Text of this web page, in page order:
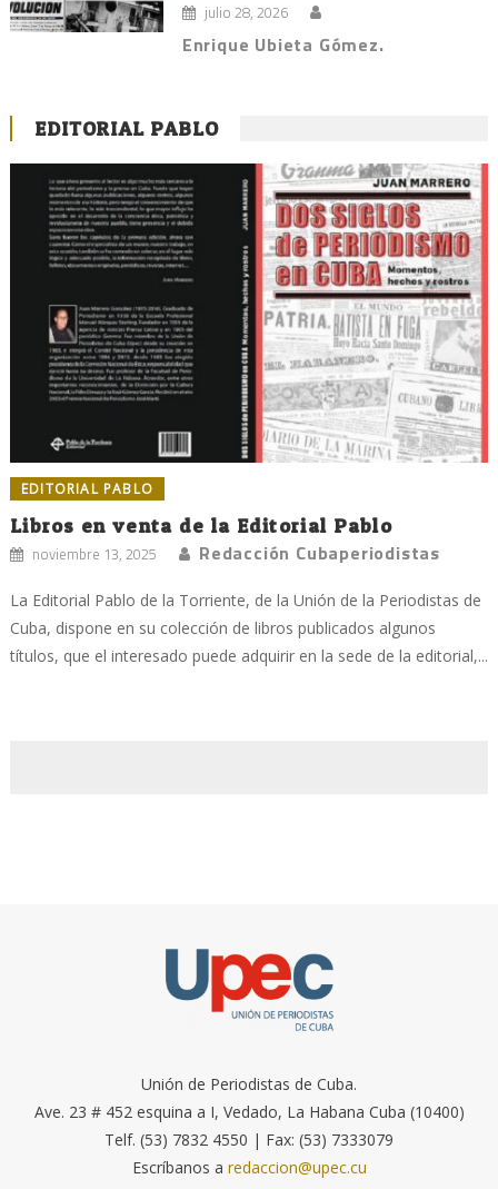
julio 28, 2026
Enrique Ubieta Gómez.
EDITORIAL PABLO
EDITORIAL PABLO
Libros en venta de la Editorial Pablo
noviembre 13, 2025 Redacción Cubaperiodistas
La Editorial Pablo de la Torriente, de la Unión de la Periodistas de
Cuba, dispone en su colección de libros publicados algunos
títulos, que el interesado puede adquirir en la sede de la editorial,...
Unión de Periodistas de Cuba.
Ave. 23 # 452 esquina a I, Vedado, La Habana Cuba (10400)
Telf. (53) 7832 4550 | Fax: (53) 7333079
Escríbanos a redaccion@upec.cu